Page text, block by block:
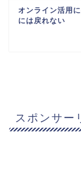
オンライン活用
には戻れない
スポンサー